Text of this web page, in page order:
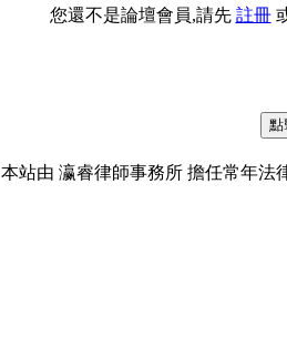
您還不是論壇會員,請先 註冊
本站由 瀛睿律師事務所 擔任常年法